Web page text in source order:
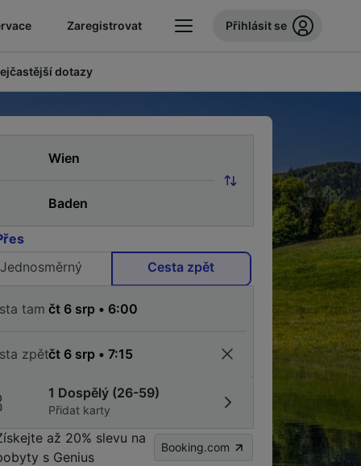
Zaregistrovat Přihlásit se
dotazy
Jednosměrný
Cesta zpět
tam
zpět
1 Dospělý (26-59)
Přidat karty
až 20% slevu na
s Genius
Booking.com